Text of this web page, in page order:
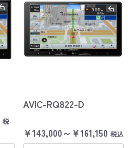
税
AVIC-RQ822-D
￥143,000～￥161,150 税込